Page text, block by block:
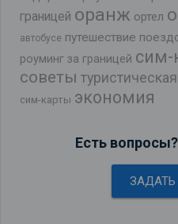
границей оранж ортел
автобусе путешествие
роуминг за границей сим-
советы
сим-карты экономия
Есть